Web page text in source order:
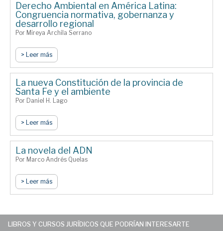
Derecho Ambiental en América Latina:
Congruencia normativa, gobernanza y
desarrollo regional
Por Mireya Archila Serrano
> Leer más
La nueva Constitución de la provincia de
Santa Fe y el ambiente
Por Daniel H. Lago
> Leer más
La novela del ADN
Por Marco Andrés Quelas
> Leer más
LIBROS Y CURSOS JURÍDICOS QUE PODRÍAN INTERESARTE